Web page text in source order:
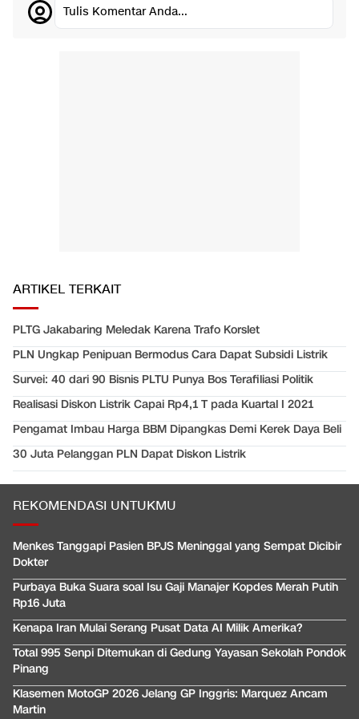
Tulis Komentar Anda...
ARTIKEL TERKAIT
PLTG Jakabaring Meledak Karena Trafo Korslet
PLN Ungkap Penipuan Bermodus Cara Dapat Subsidi Listrik
Survei: 40 dari 90 Bisnis PLTU Punya Bos Terafiliasi Politik
Realisasi Diskon Listrik Capai Rp4,1 T pada Kuartal I 2021
Pengamat Imbau Harga BBM Dipangkas Demi Kerek Daya Beli
30 Juta Pelanggan PLN Dapat Diskon Listrik
REKOMENDASI UNTUKMU
Menkes Tanggapi Pasien BPJS Meninggal yang Sempat Dicibir
Dokter
Purbaya Buka Suara soal Isu Gaji Manajer Kopdes Merah Putih
Rp16 Juta
Kenapa Iran Mulai Serang Pusat Data AI Milik Amerika?
Total 995 Senpi Ditemukan di Gedung Yayasan Sekolah Pondok
Pinang
Klasemen MotoGP 2026 Jelang GP Inggris: Marquez Ancam
Martin